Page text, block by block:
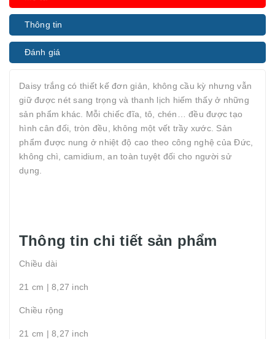
Thông tin
Đánh giá
Daisy trắng có thiết kế đơn giản, không cầu kỳ nhưng vẫn
giữ được nét sang trọng và thanh lịch hiếm thấy ở những
sản phẩm khác. Mỗi chiếc đĩa, tô, chén… đều được tạo
hình cân đối, tròn đều, không một vết trầy xước. Sản
phẩm được nung ở nhiệt độ cao theo công nghệ của Đức,
không chì, camidium, an toàn tuyệt đối cho người sử
dụng.
Thông tin chi tiết sản phẩm
Chiều dài
21 cm | 8,27 inch
Chiều rộng
21 cm | 8,27 inch